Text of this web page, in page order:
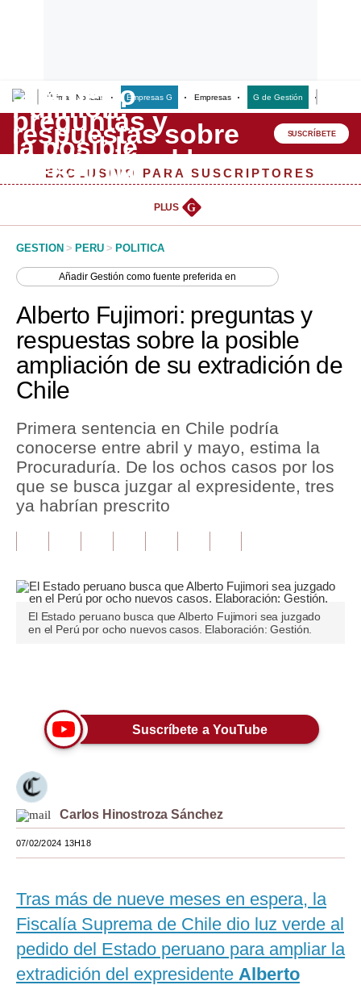
Últimas Noticias Empresas G Empresas G de Gestión
Lo último
Peru Quiosco
Management & Empleo
Perú
Política
Tu Dinero
Finanzas Personales
Inmobiliarias
Plus G
Editorial
Pregunta de hoy
Blogs
Viajes
Moda
Estilos
Mundo
EEUU
España
Internacional
Tecnología
SUSCRÍBETE
EXCLUSIVO PARA SUSCRIPTORES
PLUS G
GESTION > PERU > POLITICA
AñadirGestión como fuente preferida en
Alberto Fujimori: preguntas y
respuestas sobre la posible
ampliación de su extradición de
Chile
Primera sentencia en Chile podría
conocerse entre abril y mayo, estima la
Procuraduría. De los ochos casos por los
que se busca juzgar al expresidente, tres
ya habrían prescrito
El Estado peruano busca que Alberto Fujimori sea juzgado
en el Perú por ocho nuevos casos. Elaboración: Gestión.
Suscríbete a YouTube
Carlos Hinostroza Sánchez
07/02/2024 13H18
Tras más de nueve meses en espera, la
Fiscalía Suprema de Chile dio luz verde al
pedido del Estado peruano para ampliar la
extradición del expresidente Alberto